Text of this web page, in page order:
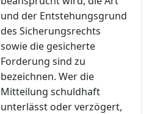
und der Entstehungsgrund
des Sicherungsrechts
sowie die gesicherte
Forderung sind zu
bezeichnen. Wer die
Mitteilung schuldhaft
unterlässt oder verzögert,